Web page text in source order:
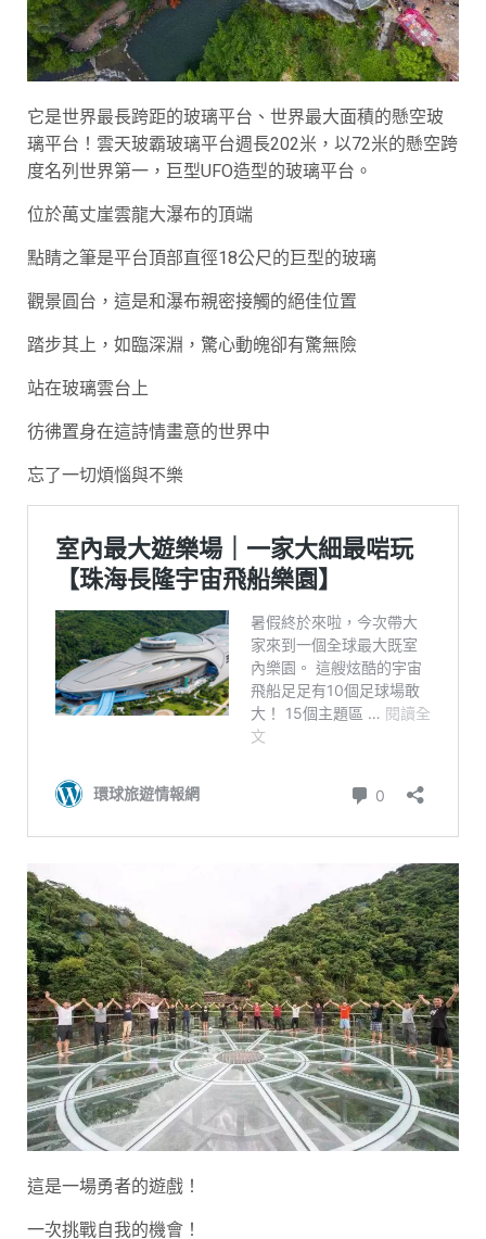
它是世界最長跨距的玻璃平台、世界最大面積的懸空玻
璃平台！雲天玻霸玻璃平台週長202米，以72米的懸空跨
度名列世界第一，巨型UFO造型的玻璃平台。
位於萬丈崖雲龍大瀑布的頂端
點睛之筆是平台頂部直徑18公尺的巨型的玻璃
觀景圓台，這是和瀑布親密接觸的絕佳位置
踏步其上，如臨深淵，驚心動魄卻有驚無險
站在玻璃雲台上
彷彿置身在這詩情畫意的世界中
忘了一切煩惱與不樂
這是一場勇者的遊戲！
一次挑戰自我的機會！